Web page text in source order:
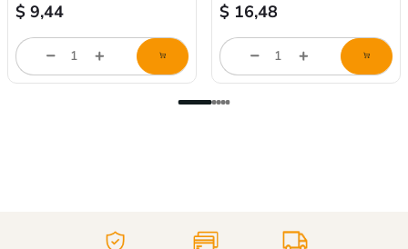
$ 9,44
Cantidad
producto
$ 16,48
Cantidad
producto